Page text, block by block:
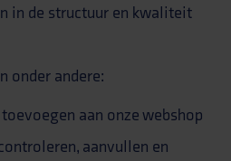
in de structuur en kwaliteit
onder andere:
aan onze webshop
aanvullen en